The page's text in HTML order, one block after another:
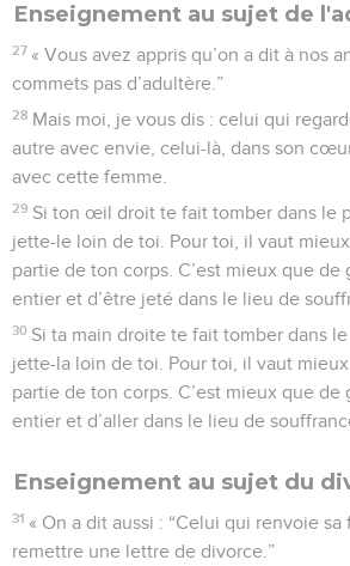
Enseignement au sujet de
27 « Vous avez appris qu’on a dit à nos
commets pas d’adultère.”
28 Mais moi, je vous dis : celui qui
autre avec envie, celui-là, dans son
avec cette femme.
29 Si ton œil droit te fait tomber dans le
jette-le loin de toi. Pour toi, il vaut
partie de ton corps. C’est mieux que de
entier et d’être jeté dans le lieu de
30 Si ta main droite te fait tomber dans
jette-la loin de toi. Pour toi, il vaut
partie de ton corps. C’est mieux que de
entier et d’aller dans le lieu de
Enseignement au sujet du
31 « On a dit aussi : “Celui qui renvoie
remettre une lettre de divorce.”